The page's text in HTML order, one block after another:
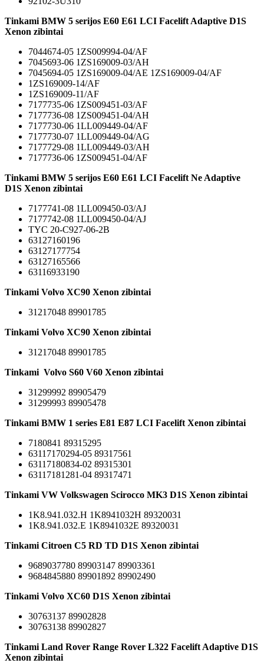
Tinkami BMW 5 serijos E60 E61 LCI Facelift Adaptive D1S
Xenon zibintai
7044674-05 1ZS009994-04/AF
7045693-06 1ZS169009-03/AH
7045694-05 1ZS169009-04/AE 1ZS169009-04/AF
1ZS169009-14/AF
1ZS169009-11/AF
7177735-06 1ZS009451-03/AF
7177736-08 1ZS009451-04/AH
7177730-06 1LL009449-04/AF
7177730-07 1LL009449-04/AG
7177729-08 1LL009449-03/AH
7177736-06 1ZS009451-04/AF
Tinkami BMW 5 serijos E60 E61 LCI Facelift Ne Adaptive
D1S Xenon zibintai
7177741-08 1LL009450-03/AJ
7177742-08 1LL009450-04/AJ
TYC 20-C927-06-2B
63127160196
63127177754
63127165566
63116933190
Tinkami Volvo XC90 Xenon zibintai
31217048 89901785
Tinkami Volvo XC90 Xenon zibintai
31217048 89901785
Tinkami Volvo S60 V60 Xenon zibintai
31299992 89905479
31299993 89905478
Tinkami BMW 1 series E81 E87 LCI Facelift Xenon zibintai
7180841 89315295
63117170294-05 89317561
63117180834-02 89315301
63117181281-04 89317471
Tinkami VW Volkswagen Scirocco MK3 D1S Xenon zibintai
1K8.941.032.H 1K8941032H 89320031
1K8.941.032.E 1K8941032E 89320031
Tinkami Citroen C5 RD TD D1S Xenon zibintai
9689037780 89903147 89903361
9684845880 89901892 89902490
Tinkami Volvo XC60 D1S Xenon zibintai
30763137 89902828
30763138 89902827
Tinkami Land Rover Range Rover L322 Facelift Adaptive D1S
Xenon zibintai